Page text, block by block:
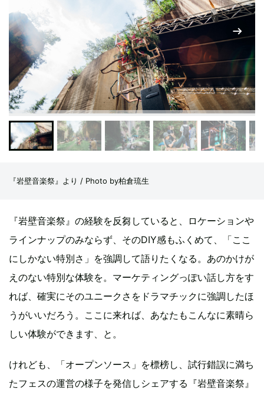
『岩壁音楽祭』より / Photo by柏倉琉生
『岩壁音楽祭』の経験を反芻していると、ロケーションや
ラインナップのみならず、そのDIY感もふくめて、「ここ
にしかない特別さ」を強調して語りたくなる。あのかけが
えのない特別な体験を。マーケティングっぽい話し方をす
れば、確実にそのユニークさをドラマチックに強調したほ
うがいいだろう。ここに来れば、あなたもこんなに素晴ら
しい体験ができます、と。
けれども、「オープンソース」を標榜し、試行錯誤に満ち
たフェスの運営の様子を発信しシェアする『岩壁音楽祭』